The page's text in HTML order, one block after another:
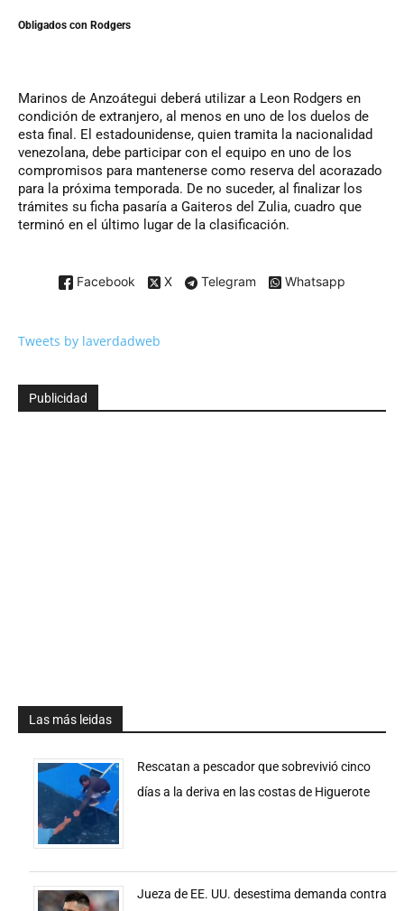
Obligados con Rodgers
Marinos de Anzoátegui deberá utilizar a Leon Rodgers en
condición de extranjero, al menos en uno de los duelos de
esta final. El estadounidense, quien tramita la nacionalidad
venezolana, debe participar con el equipo en uno de los
compromisos para mantenerse como reserva del acorazado
para la próxima temporada. De no suceder, al finalizar los
trámites su ficha pasaría a Gaiteros del Zulia, cuadro que
terminó en el último lugar de la clasificación.
Facebook X Telegram Whatsapp
Tweets by laverdadweb
Publicidad
Las más leidas
Rescatan a pescador que sobrevivió cinco
días a la deriva en las costas de Higuerote
Jueza de EE. UU. desestima demanda contra